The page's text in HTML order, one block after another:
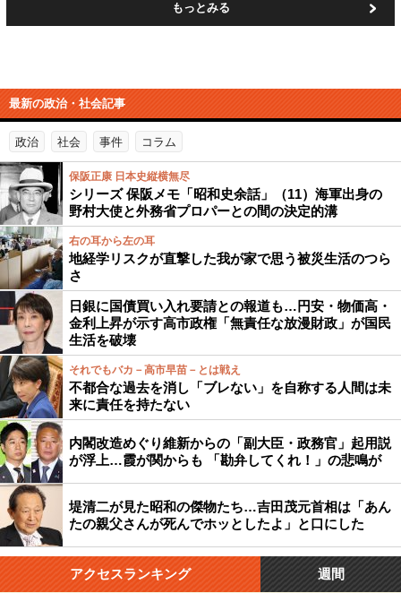
もっとみる
最新の政治・社会記事
政治 社会 事件 コラム
保阪正康 日本史縦横無尽
シリーズ 保阪メモ「昭和史余話」（11）海軍出身の
野村大使と外務省プロパーとの間の決定的溝
右の耳から左の耳
地経学リスクが直撃した我が家で思う被災生活のつら
さ
日銀に国債買い入れ要請との報道も…円安・物価高・
金利上昇が示す高市政権「無責任な放漫財政」が国民
生活を破壊
それでもバカ－高市早苗－とは戦え
不都合な過去を消し「ブレない」を自称する人間は未
来に責任を持たない
内閣改造めぐり維新からの「副大臣・政務官」起用説
が浮上…霞が関からも 「勘弁してくれ！」の悲鳴が
堤清二が見た昭和の傑物たち…吉田茂元首相は「あん
たの親父さんが死んでホッとしたよ」と口にした
アクセスランキング 週間